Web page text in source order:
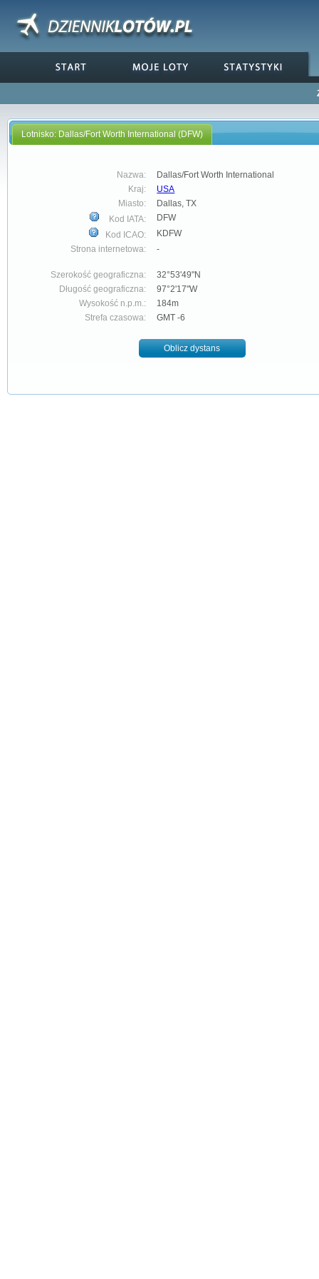
Lotnisko: Dallas/Fort Worth International (DFW)
Nazwa:
Dallas/Fort Worth International
Kraj:
USA
Miasto:
Dallas, TX
Kod IATA:
DFW
Kod ICAO:
KDFW
Strona internetowa:
-
Szerokość geograficzna:
32°53'49"N
Długość geograficzna:
97°2'17"W
Wysokość n.p.m.:
184m
Strefa czasowa:
GMT -6
Oblicz dystans